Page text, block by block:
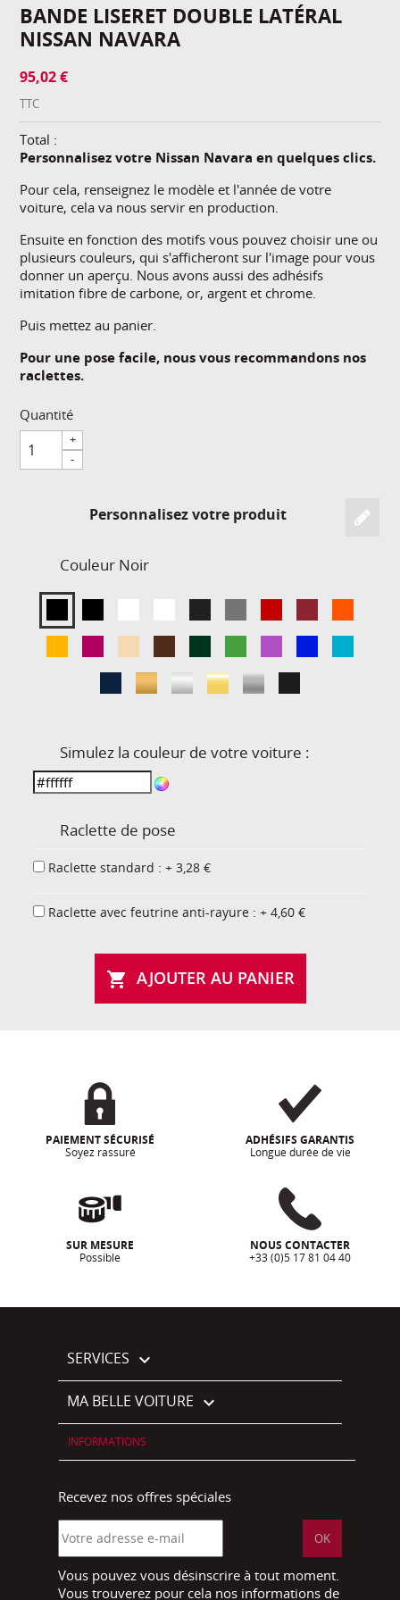
BANDE LISERET DOUBLE LATÉRAL
NISSAN NAVARA
95,02 €
TTC
Total :
Personnalisez votre Nissan Navara en quelques clics.
Pour cela, renseignez le modèle et l'année de votre
voiture, cela va nous servir en production.
Ensuite en fonction des motifs vous pouvez choisir une ou
plusieurs couleurs, qui s'afficheront sur l'image pour vous
donner un aperçu. Nous avons aussi des adhésifs
imitation fibre de carbone, or, argent et chrome.
Puis mettez au panier.
Pour une pose facile, nous vous recommandons nos
raclettes.
Quantité
+
-
Personnalisez votre produit
Couleur Noir
Simulez la couleur de votre voiture :
Raclette de pose
Raclette standard : + 3,28 €
Raclette avec feutrine anti-rayure : + 4,60 €
 AJOUTER AU PANIER
PAIEMENT SÉCURISÉ
Soyez rassuré
ADHÉSIFS GARANTIS
Longue durée de vie
SUR MESURE
Possible
NOUS CONTACTER
+33 (0)5 17 81 04 40
SERVICES 
MA BELLE VOITURE 
INFORMATIONS
Recevez nos offres spéciales
Vous pouvez vous désinscrire à tout moment.
Vous trouverez pour cela nos informations de